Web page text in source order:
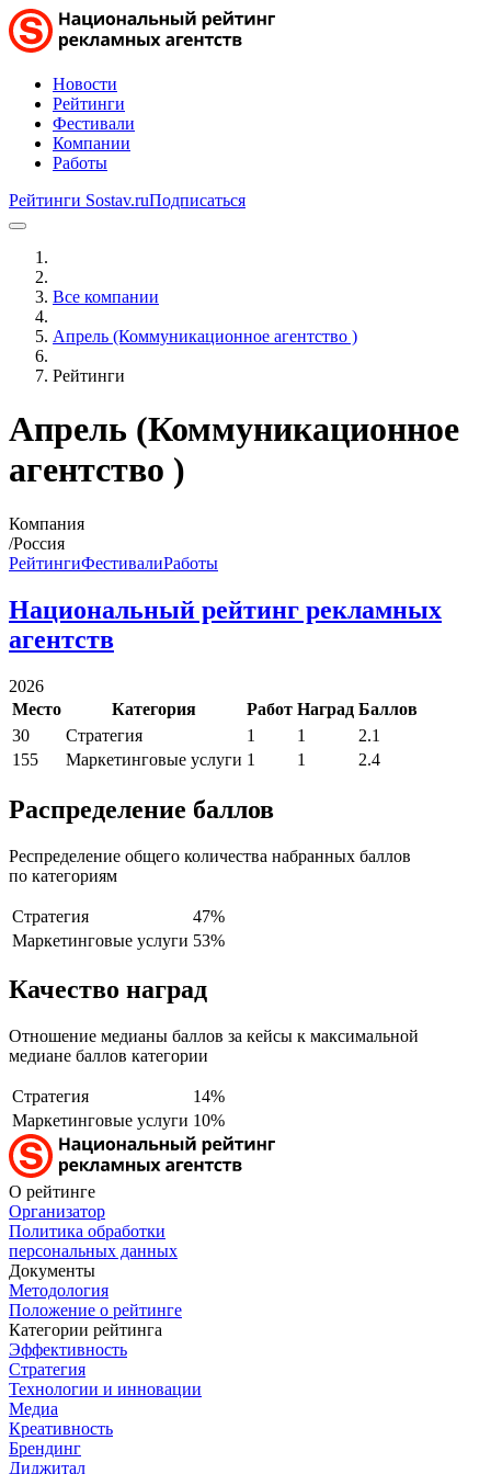
Новости
Рейтинги
Фестивали
Компании
Работы
Рейтинги Sostav.ruПодписаться
Все компании
Апрель (Коммуникационное агентство )
Рейтинги
Апрель (Коммуникационное
агентство )
Компания
/Россия
РейтингиФестивалиРаботы
Национальный рейтинг рекламных
агентств
2026
Место
Категория Работ Наград Баллов
30
Стратегия 1 1
2.1
155
Маркетинговые услуги 1 1 2.4
Распределение баллов
Респределение общего количества набранных баллов
по категориям
Стратегия
47%
Маркетинговые услуги 53%
Качество наград
Отношение медианы баллов за кейсы к максимальной
медиане баллов категории
Стратегия
14%
Маркетинговые услуги 10%
О рейтинге
Организатор
Политика обработки
персональных данных
Документы
Методология
Положение о рейтинге
Категории рейтинга
Эффективность
Стратегия
Технологии и инновации
Медиа
Креативность
Брендинг
Диджитал